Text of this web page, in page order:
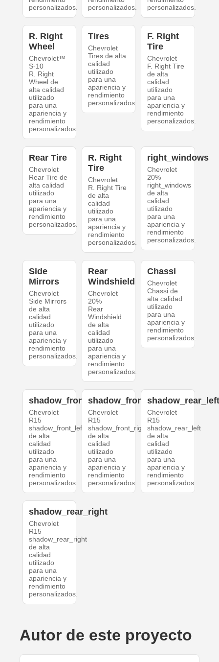
personalizados.
personalizados.
personalizados.
R. Right
Wheel
Chevrolet™
S-10
R. Right
Wheel de
alta calidad
utilizado
para una
apariencia y
rendimiento
personalizados.
Tires
Chevrolet
Tires de alta
calidad
utilizado
para una
apariencia y
rendimiento
personalizados.
F. Right
Tire
Chevrolet
F. Right Tire
de alta
calidad
utilizado
para una
apariencia y
rendimiento
personalizados.
Rear Tire
Chevrolet
Rear Tire de
alta calidad
utilizado
para una
apariencia y
rendimiento
personalizados.
R. Right
Tire
Chevrolet
R. Right Tire
de alta
calidad
utilizado
para una
apariencia y
rendimiento
personalizados.
right_windows
Chevrolet
20%
right_windows
de alta
calidad
utilizado
para una
apariencia y
rendimiento
personalizados.
Side
Mirrors
Chevrolet
Side Mirrors
de alta
calidad
utilizado
para una
apariencia y
rendimiento
personalizados.
Rear
Windshield
Chevrolet
20%
Rear
Windshield
de alta
calidad
utilizado
para una
apariencia y
rendimiento
personalizados.
Chassi
Chevrolet
Chassi de
alta calidad
utilizado
para una
apariencia y
rendimiento
personalizados.
shadow_front_left
Chevrolet
R15
shadow_front_left
de alta
calidad
utilizado
para una
apariencia y
rendimiento
personalizados.
shadow_front_right
Chevrolet
R15
shadow_front_right
de alta
calidad
utilizado
para una
apariencia y
rendimiento
personalizados.
Chevrolet
R15
shadow_rear_left
de alta
calidad
utilizado
para una
apariencia y
rendimiento
personalizados.
shadow_rear_right
Chevrolet
R15
shadow_rear_right
de alta
calidad
utilizado
para una
apariencia y
rendimiento
personalizados.
Autor de este proyecto